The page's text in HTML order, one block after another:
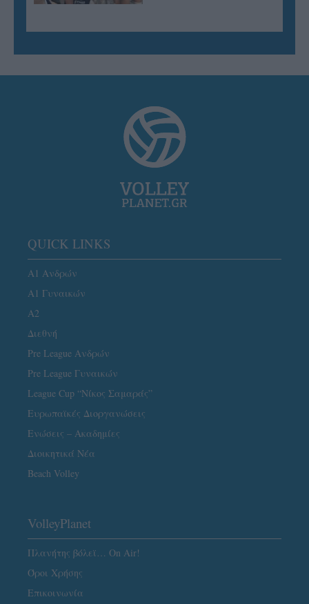
QUICK LINKS
Α1 Ανδρών
Α1 Γυναικών
A2
Διεθνή
Pre League Ανδρών
Pre League Γυναικών
League Cup “Νίκος Σαμαράς”
Ευρωπαϊκές Διοργανώσεις
Ενώσεις – Ακαδημίες
Διοικητικά Νέα
Beach Volley
VolleyPlanet
Πλανήτης βόλεϊ… On Air!
Όροι Χρήσης
Επικοινωνία